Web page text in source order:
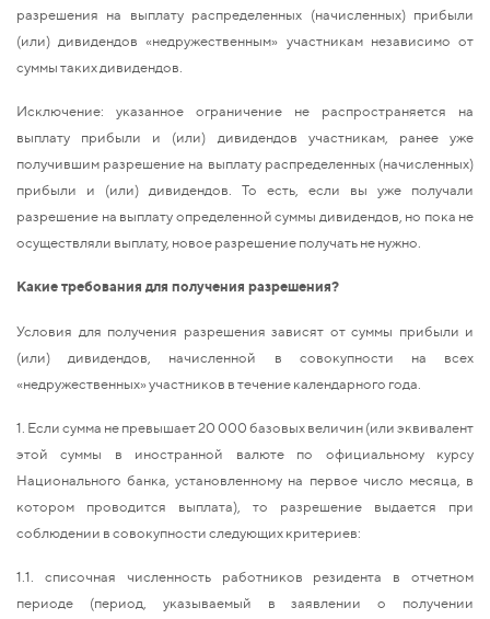
разрешения на выплату распределенных (начисленных) прибыли
(или) дивидендов «недружественным» участникам независимо от
суммы таких дивидендов.
Исключение: указанное ограничение не распространяется на
выплату прибыли и (или) дивидендов участникам, ранее уже
получившим разрешение на выплату распределенных (начисленных)
прибыли и (или) дивидендов. То есть, если вы уже получали
разрешение на выплату определенной суммы дивидендов, но пока не
осуществляли выплату, новое разрешение получать не нужно.
Какие требования для получения разрешения?
Условия для получения разрешения зависят от суммы прибыли и
(или) дивидендов, начисленной в совокупности на всех
«недружественных» участников в течение календарного года.
1. Если сумма не превышает 20 000 базовых величин (или эквивалент
этой суммы в иностранной валюте по официальному курсу
Национального банка, установленному на первое число месяца, в
котором проводится выплата), то разрешение выдается при
соблюдении в совокупности следующих критериев:
1.1. списочная численность работников резидента в отчетном
периоде (период, указываемый в заявлении о получении